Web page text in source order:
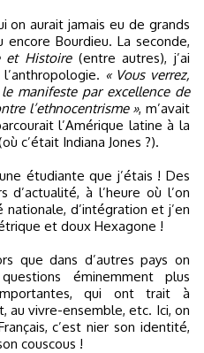
on aurait jamais eu de grands
Bourdieu. La seconde,
et Histoire(entre autres), j’ai
« Vous verrez,
manifeste par excellence de
l’ethnocentrisme », m’avait
l’Amérique latine à la
c’était Indiana Jones ?).
étudiante que j’étais ! Des
à l’heure où l’on
nationale, d’intégration et j’en
et doux Hexagone !
que dans d’autres pays on
éminemment plus
qui ont trait à
au vivre-ensemble, etc. Ici, on
c’est nier son identité,
couscous !